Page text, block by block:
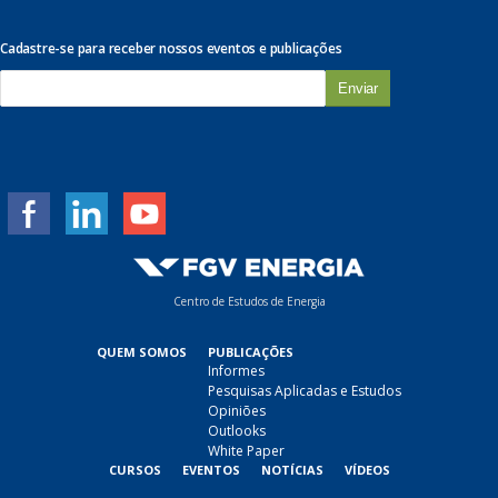
Cadastre-se para receber nossos eventos e publicações
m
Centro de Estudos de Energia
QUEM SOMOS PUBLICAÇÕES
Informes
Pesquisas Aplicadas e Estudos
Opiniões
Outlooks
White Paper
CURSOS EVENTOS NOTÍCIAS VÍDEOS